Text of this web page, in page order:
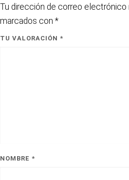
Tu dirección de correo electrónico
marcados con *
TU VALORACIÓN *
NOMBRE *